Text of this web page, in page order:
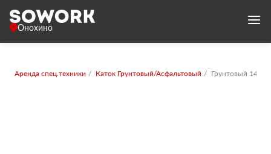
Онохино
Аренда спец.техники Каток Грунтовый/Асфальтовый Грунтовый 14-16